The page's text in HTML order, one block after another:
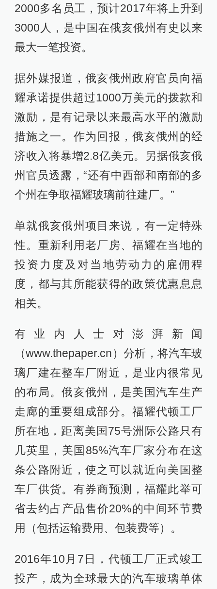
2000多名员工，预计2017年将上升到
3000人，是中国在俄亥俄州有史以来
最大一笔投资。
据外媒报道，俄亥俄州政府官员向福
耀承诺提供超过1000万美元的拨款和
激励，是有记录以来最高水平的激励
措施之一。作为回报，俄亥俄州的经
济收入将暴增2.8亿美元。另据俄亥俄
州官员透露，“还有中西部和南部的多
个州在争取福耀玻璃前往建厂。”
单就俄亥俄州项目来说，有一定特殊
性。重新利用老厂房、福耀在当地的
投资力度及对当地劳动力的雇佣程
度，都与其所能获得的政策优惠息息
相关。
有业内人士对澎湃新闻
（www.thepaper.cn）分析，将汽车玻
璃厂建在整车厂附近，是业内很常见
的布局。俄亥俄州，是美国汽车生产
走廊的重要组成部分。福耀代顿工厂
所在地，距离美国75号洲际公路只有
几英里，美国85%汽车厂家分布在这
条公路附近，使之可以就近向美国整
车厂供货。有券商预测，福耀此举可
省去约占产品售价20%的中间环节费
用（包括运输费用、包装费等）。
2016年10月7日，代顿工厂正式竣工
投产，成为全球最大的汽车玻璃单体